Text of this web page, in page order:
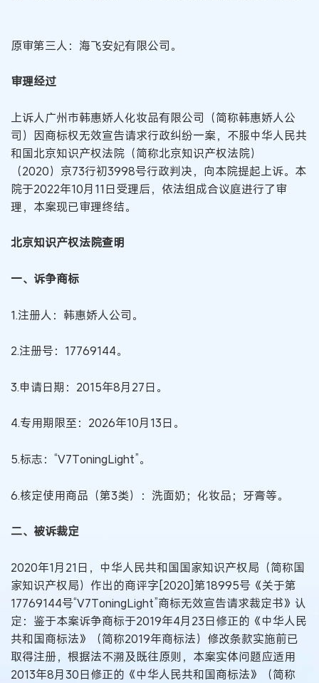
原审第三人：海飞安妃有限公司。
审理经过
上诉人广州市韩惠娇人化妆品有限公司（简称韩惠娇人公
司）因商标权无效宣告请求行政纠纷一案，不服中华人民共
和国北京知识产权法院（简称北京知识产权法院）
（2020）京73行初3998号行政判决，向本院提起上诉。本
院于2022年10月11日受理后，依法组成合议庭进行了审
理，本案现已审理终结。
北京知识产权法院查明
一、诉争商标
1.注册人：韩惠娇人公司。
2.注册号：17769144。
3.申请日期：2015年8月27日。
4.专用期限至：2026年10月13日。
5.标志：“V7ToningLight”。
6.核定使用商品（第3类）：洗面奶；化妆品；牙膏等。
二、被诉裁定
2020年1月21日，中华人民共和国国家知识产权局（简称国
家知识产权局）作出的商评字[2020]第18995号《关于第
17769144号“V7ToningLight”商标无效宣告请求裁定书》认
定：鉴于本案诉争商标于2019年4月23日修正的《中华人民
共和国商标法》（简称2019年商标法）修改条款实施前已
取得注册，根据法不溯及既往原则，本案实体问题应适用
2013年8月30日修正的《中华人民共和国商标法》（简称